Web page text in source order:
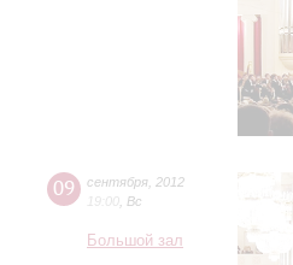
09 сентября 2012
19:00 Вс
Большой зал